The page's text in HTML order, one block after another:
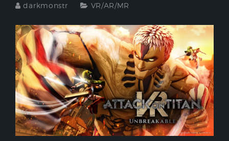
darkmonstr VR/AR/MR